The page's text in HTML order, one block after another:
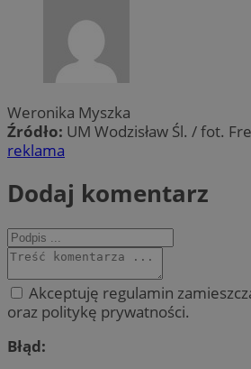
Weronika Myszka
Źródło: UM Wodzisław Śl. / fot.
reklama
Dodaj komentarz
Akceptuję regulamin
oraz politykę prywatności.
Błąd: